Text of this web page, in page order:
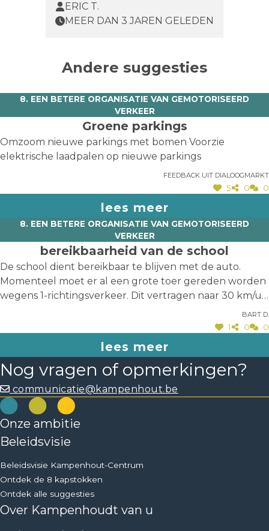
ERIC T.
MEER DAN 3 JAREN GELEDEN
Andere suggesties
8. EEN BETERE ORGANISATIE VAN GEMOTORISEERD
VERKEER
Groene parkings
Omzoom nieuwe parkings met bomen Voorzie
elektrische laadpalen op nieuwe parkings
Feedback uit dialoogmarkt
5 0 0
lees meer
8. EEN BETERE ORGANISATIE VAN GEMOTORISEERD
VERKEER
bereikbaarheid van de school
De school dient bereikbaar te blijven met de auto.
Momenteel moet er al een grote toer gereden worden
wegens 1-richtingsverkeer. Dit vertragen naar 30 km/u
ochtend af te zetten. Ik rij bv. 2 maal door de Tritsstraat:
de kinderen afgezet zijn om naar de oprit Zemst te
rijden. De zone 30 dient gestaafd te worden met
ongelukstatistieken.
Bart D.
1 0 0
lees meer
Nog vragen of opmerkingen?
communicatie@kampenhout.be
Onze ambitie
Beleidsvisie
Beleidsvisie Kampenhout-Centrum
Ontdek de 8 kapstokken
Ontdek alle suggesties
Over Kampenhoudt van u